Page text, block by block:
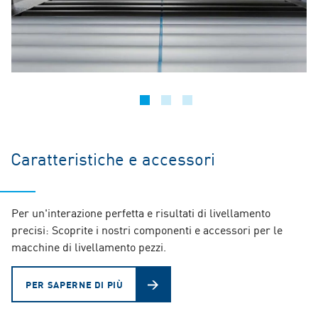
Caratteristiche e accessori
Per un'interazione perfetta e risultati di livellamento
precisi: Scoprite i nostri componenti e accessori per le
macchine di livellamento pezzi.
PER SAPERNE DI PIÙ